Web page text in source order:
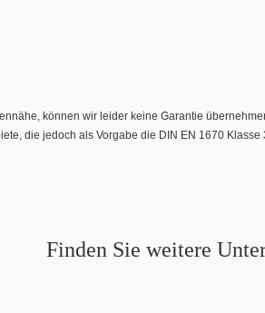
können wir leider keine Garantie
die jedoch als Vorgabe die DIN EN 1670
Finden Sie weitere